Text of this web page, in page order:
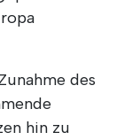
des
hin zu